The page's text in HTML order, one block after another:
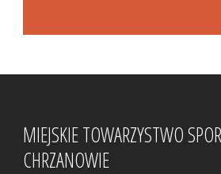
MIEJSKIE TOWARZYSTWO
CHRZANOWIE